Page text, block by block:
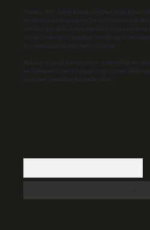
Sitemiz, 5651 Sayılı Kanun gereğince Bilgi
tarafından onaylanmış bir Yer Sağlayıcı olarak
içerikleri proaktif olarak denetleme veya araştırma
Ancak, üyelerimiz yazdıkları içeriklerin
bu sorumluluğu kabul etmiş sayılırlar.
Hukuka ve yasal düzenlemelere aykırı olduğunu
backlinkpanelicomtr@gmail.com adresine
içerisinde sitemizden kaldırılacaktır.